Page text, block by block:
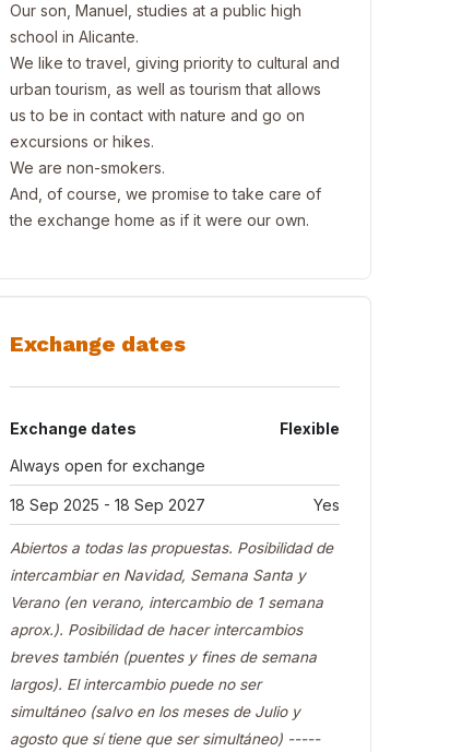
Our son, Manuel, studies at a public high
school in Alicante.
We like to travel, giving priority to cultural and
urban tourism, as well as tourism that allows
us to be in contact with nature and go on
excursions or hikes.
We are non-smokers.
And, of course, we promise to take care of
the exchange home as if it were our own.
Exchange dates
Exchange dates
Flexible
Always open for exchange
18 Sep 2025 - 18 Sep 2027 Yes
Abiertos a todas las propuestas. Posibilidad de
intercambiar en Navidad, Semana Santa y
Verano (en verano, intercambio de 1 semana
aprox.). Posibilidad de hacer intercambios
breves también (puentes y fines de semana
largos). El intercambio puede no ser
simultáneo (salvo en los meses de Julio y
agosto que sí tiene que ser simultáneo) -----